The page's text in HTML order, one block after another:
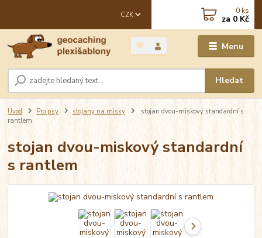
Menu
CZK
Hledat
0 ks
za 0 Kč
Úvod Pro psy stojany na misky
stojan dvou-miskový standardní s
rantlem
stojan dvou-miskový standardní
s rantlem